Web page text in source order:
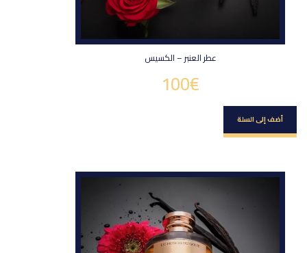
عطر العنبر – الكسيس
100€
أضف إلى السلة